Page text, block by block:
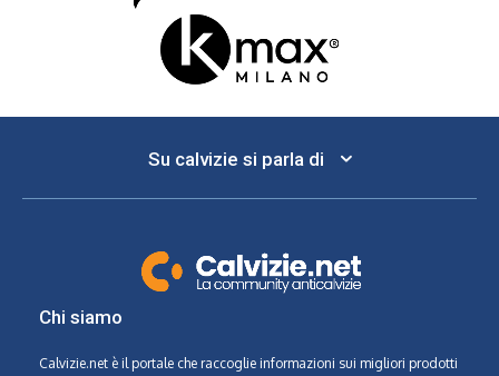
Su calvizie si parla di
Chi siamo
Calvizie.net è il portale che raccoglie informazioni sui migliori prodotti